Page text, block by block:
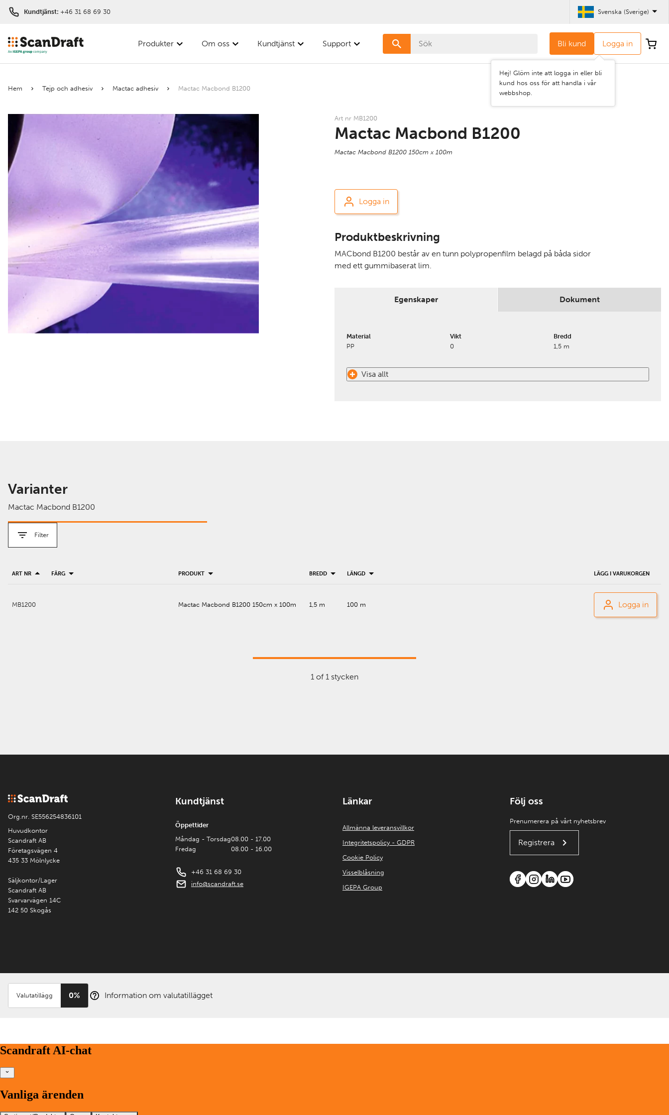
Kundtjänst: +46 31 68 69 30 Svenska (Sverige)
Bli kund Logga in
Hej! Glöm inte att logga in eller bli
kund hos oss för att handla i vår
webbshop.
Produkter Om oss Kundtjänst Support
Hem Tejp och adhesiv Mactac adhesiv Mactac Macbond B1200
Art nr MB1200
Mactac Macbond B1200
Mactac Macbond B1200 150cm x 100m
Logga in
Produktbeskrivning
MACbond B1200 består av en tunn polypropenfilm belagd på båda sidor
med ett gummibaserat lim.
Egenskaper Dokument
Material
PP
Vikt
0
Bredd
1,5 m
Visa allt
Varianter
Mactac Macbond B1200
Filter
Färg
Bredd
Rensa
filter
ART NR FÄRG PRODUKT BREDD LÄNGD LÄGG I VARUKORGEN
MB1200 Mactac Macbond B1200 150cm x 100m 1,5 m 100 m Logga in
1 of 1 stycken
Org.nr. SE556254836101
Huvudkontor
Scandraft AB
Företagsvägen 4
435 33 Mölnlycke
Säljkontor/Lager
Scandraft AB
Svarvarvägen 14C
142 50 Skogås
Kundtjänst
Öppettider
Måndag - Torsdag
Fredag
08.00 - 17.00
08.00 - 16.00
+46 31 68 69 30
info@scandraft.se
Länkar
Allmänna leveransvillkor
Integritetspolicy - GDPR
Cookie Policy
Visselblåsning
IGEPA Group
Följ oss
Prenumerera på vårt nyhetsbrev
Registrera
Valutatillägg 0% Information om valutatillägget